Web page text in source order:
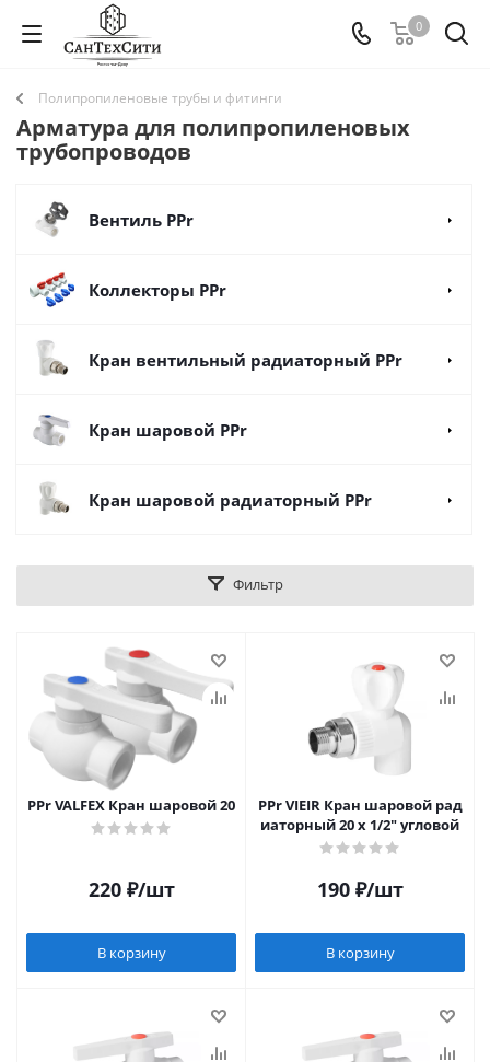
0
Полипропиленовые трубы и фитинги
Арматура для полипропиленовых
трубопроводов
Вентиль PPr
Коллекторы PPr
Кран вентильный радиаторный PPr
Кран шаровой PPr
Кран шаровой радиаторный PPr
Фильтр
PPr VALFEX Кран шаровой 20
220₽/шт
В корзину
PPr VIEIR Кран шаровой рад
иаторный 20 х 1/2" угловой
190₽/шт
В корзину